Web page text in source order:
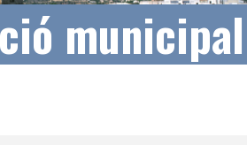
municipal